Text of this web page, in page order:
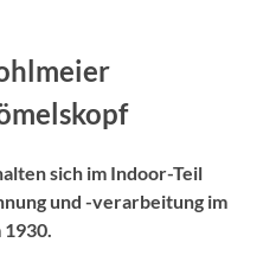
sich im Indoor-Teil
und -verarbeitung im